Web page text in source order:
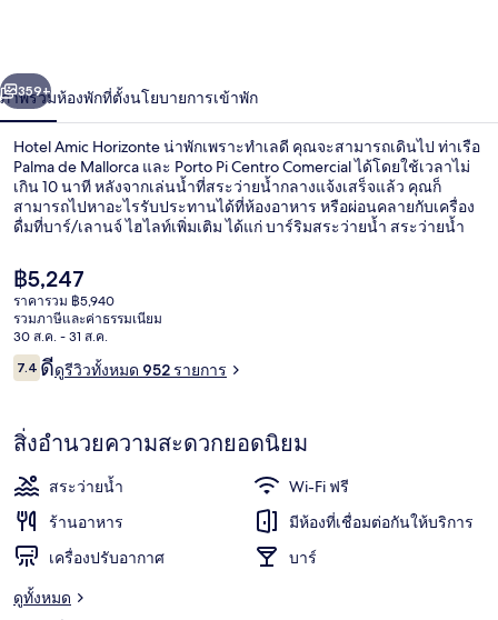
า
ถัดไป
359+
ภาพรวมห้องพักที่ตั้งนโยบายการเข้าพัก
Hotel Amic Horizonte น่าพักเพราะทำเลดี คุณจะสามารถเดินไป ท่าเรือ
Palma de Mallorca และ Porto Pi Centro Comercial ได้โดยใช้เวลาไม่
เกิน 10 นาที หลังจากเล่นน้ำที่สระว่ายน้ำกลางแจ้งเสร็จแล้ว คุณก็
สามารถไปหาอะไรรับประทานได้ที่ห้องอาหาร หรือผ่อนคลายกับเครื่อง
ดื่มที่บาร์/เลานจ์ ไฮไลท์เพิ่มเติม ได้แก่ บาร์ริมสระว่ายน้ำ สระว่ายน้ำ
ราคา
ปัจจุบัน
฿5,247
฿5,247
ราคารวม ฿5,940
รวมภาษีและค่าธรรมเนียม
30 ส.ค. - 31 ส.ค.
รีวิว
7.47.4 จาก 10
ดีดูรีวิวทั้งหมด 952 รายการ
สิ่งอำนวยความสะดวกยอดนิยม
สระว่ายน้ำ
Wi-Fi ฟรี
ร้านอาหาร
มีห้องที่เชื่อมต่อกันให้บริการ
เครื่องปรับอากาศ
บาร์
ดูทั้งหมด